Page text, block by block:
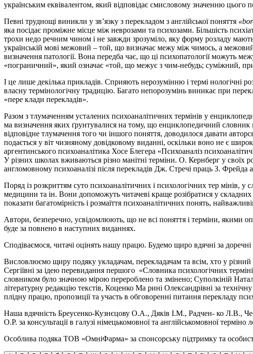
українським еквівалентом, який відповідає смисловому значенню цього
Певні труднощі виникли у зв’язку з перекладом з англійської поняття
яка посідає проміжне місце між неврозами та психозами. Більшість
трохи недо­ речним чином і не завжди зрозуміло, яку форму розладу
українській мові межовий – той, що визначає межу між чимось, а
визначення патології. Вона передба­ чає, що ці психопатології можуть
«пограничний», який означає «той, що межує з чим-небудь; суміжний,
І це лише декілька прикладів. Сприяють нерозумінню і термі­ нологічні
власну термінологічну традицію. Багато непорозумінь виникає при
«пере­ клади перекладів».
Разом з тлумаченням усталених психоаналітичних термінів у
ма визначення яких ґрунтувалися на тому, що енциклопедичний
відповідне тлумачення того чи іншого поняття, доводилося давати
подається у віт­ чизняному довідковому виданні, оскільки воно не є
аргентинського психоаналітика Хосе Блегера «Психоаналіз
У різних школах вживаються різно­ манітні терміни. О. Кернберг у своїх
англомовному психоаналізі після перекладів Дж. Стречі праць З. Фрейда
Поряд із розкриттям суто психоаналітичних і психологічних тер­ мінів, у
медицини та ін. Вони допоможуть читачеві краще розібратися у
показати багатомірність і розмаїття психоаналітичних понять,
Автори, безперечно, усвідомлюють, що не всі поняття і терміни, якими
буде за­ повнено в наступних виданнях.
Сподіваємося, читачі оцінять нашу працю. Будемо щиро вдячні за
Висловлюємо щиру подяку укладачам, перекладачам та всім, хто у
Сергіївні за ідею перевидання першого «Словника психологічних
словником було значною мірою перероблено та змінено; Суполкіній
літературну редакцію текстів, Коценко Ма­ рині Олександрівні за
плідну працю, пропозиції та участь в обговоренні пи­тання перекладу
Наша вдячність Бреусенко-Кузнєцову О.А., Дяків І.М., Радчен- ко Л.В.,
О.Р. за консультації в галузі німецькомовної та англійськомовної терміно­
Особлива подяка ТОВ «ОмніФарма» за спонсорську підтримку та